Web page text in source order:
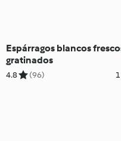
Espárragos blancos
gratinados
4.8 (96)